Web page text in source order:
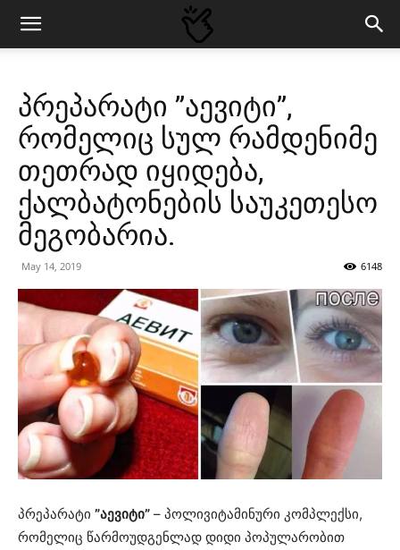
პრეპარატი ”აევიტი”,
რომელიც სულ რამდენიმე
თეთრად იყიდება,
ქალბატონების საუკეთესო
მეგობარია.
May 14, 2019 6148
პრეპარატი ”აევიტი” – პოლივიტამინური კომპლექსი,
რომელიც წარმოუდგენლად დიდი პოპულარობით